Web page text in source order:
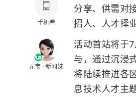
手机看
元宝 · 新闻妹
分享、供需对
招人、人才择
活动首站将于
与，通过沉浸
将陆续推进各
息技术人才主